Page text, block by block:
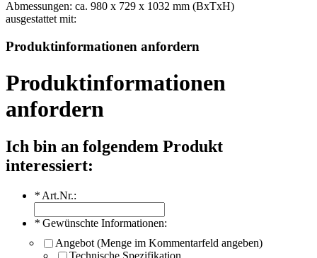
Abmessungen: ca. 980 x 729 x 1032 mm (BxTxH)
ausgestattet mit:
Produktinformationen anfordern
Produktinformationen
anfordern
Ich bin an folgendem Produkt
interessiert:
* Art.Nr.:
* Gewünschte Informationen:
Angebot (Menge im Kommentarfeld angeben)
Technische Spezifikation